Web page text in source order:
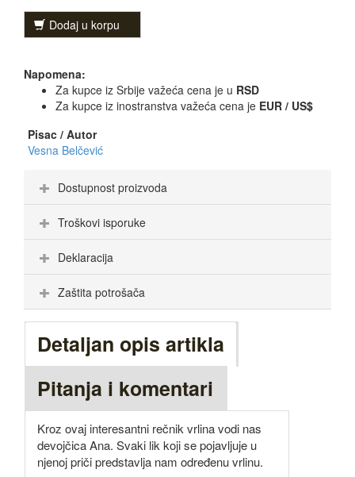
Dodaj u korpu
Napomena:
Za kupce iz Srbije važeća cena je u RSD
Za kupce iz inostranstva važeća cena je EUR / US$
Pisac / Autor
Vesna Belčević
Dostupnost proizvoda
Troškovi isporuke
Deklaracija
Zaštita potrošača
Detaljan opis artikla
Pitanja i komentari
Kroz ovaj interesantni rečnik vrlina vodi nas
devojčica Ana. Svaki lik koji se pojavljuje u
njenoj priči predstavlja nam određenu vrlinu.